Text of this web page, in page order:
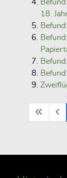
18.